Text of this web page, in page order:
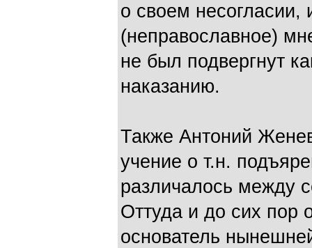
о своем несогласии,
(неправославное)
не был подвергнут
наказанию.
Также Антоний
учение о т.н.
различалось между
Оттуда и до сих пор
основатель